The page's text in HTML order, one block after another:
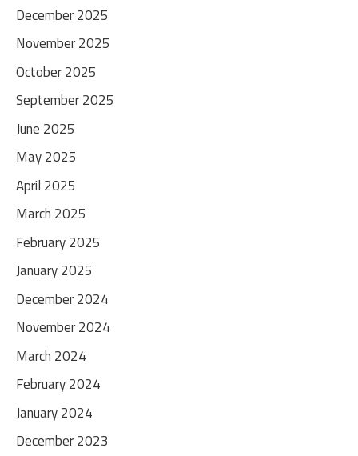
December 2025
November 2025
October 2025
September 2025
June 2025
May 2025
April 2025
March 2025
February 2025
January 2025
December 2024
November 2024
March 2024
February 2024
January 2024
December 2023